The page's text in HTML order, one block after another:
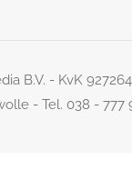
B.V. - KvK
- Tel. 038 - 777